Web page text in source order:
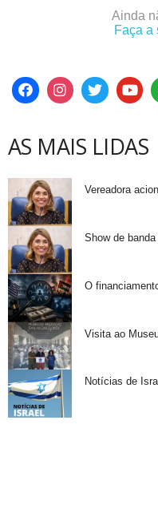
Ainda
Faça a
AS MAIS LIDAS
Vereadora
Show de
O
Visita ao
Notícias de